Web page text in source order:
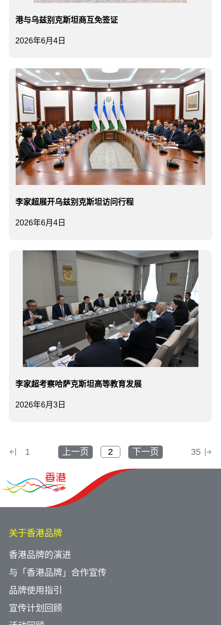
2026年6月4日
港与乌兹别克斯坦商互免签证
2026年6月4日
李家超展开乌兹别克斯坦访问行程
2026年6月3日
李家超考察哈萨克斯坦高等教育发展
1 上一页 下一页 35
关于香港品牌
香港品牌的演进
与「香港品牌」合作宣传
品牌使用指引
宣传计划回顾